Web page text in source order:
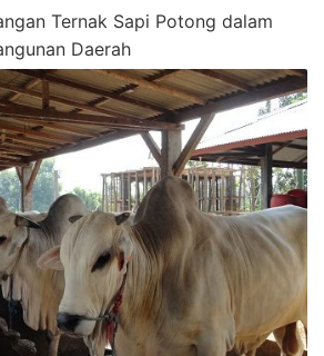
Ternak Sapi Potong dalam
Daerah